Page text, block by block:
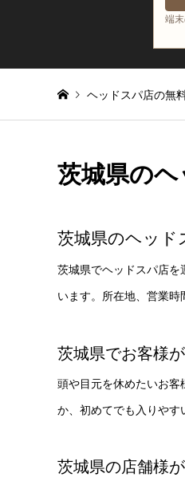
端
ヘッドスパ店の無
茨城県の
茨城県のヘッド
茨城県でヘッドスパ店を
います。所在地、営業時
茨城県でお客様
頭や目元を休めたいお客
か、初めてでも入りやす
茨城県の店舗様